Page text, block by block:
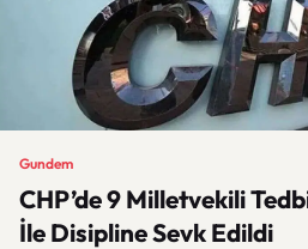
Gundem
CHP’de 9 Milletvekili
İle Disipline Sevk Edildi